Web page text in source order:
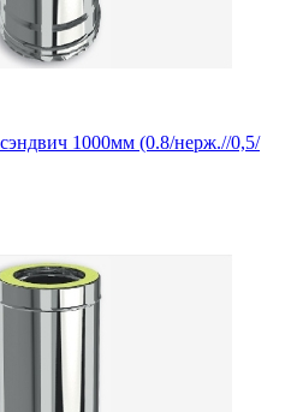
1000мм (0.8/нерж.//0,5/